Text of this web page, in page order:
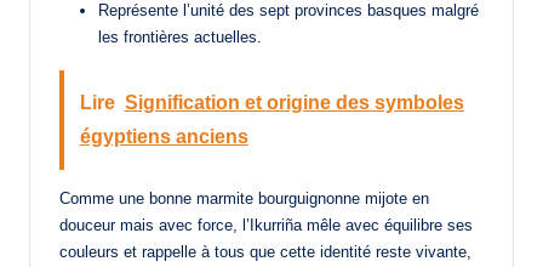
Représente l’unité des sept provinces basques malgré
les frontières actuelles.
Lire Signification et origine des symboles
égyptiens anciens
Comme une bonne marmite bourguignonne mijote en
douceur mais avec force, l’Ikurriña mêle avec équilibre ses
couleurs et rappelle à tous que cette identité reste vivante,